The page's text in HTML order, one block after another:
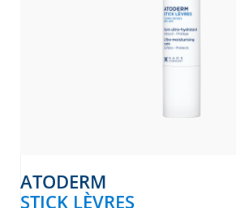
ATODERM
STICK LÈVRES